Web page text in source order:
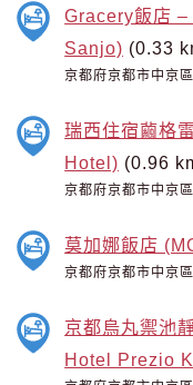
Gracery飯店
Sanjo) (0.33
京都府京都市中京
瑞西住宿繭格
Hotel) (0.96
京都府京都市中京
莫加娜飯店
京都府京都市中京
京都烏丸禦池
Hotel Prezio